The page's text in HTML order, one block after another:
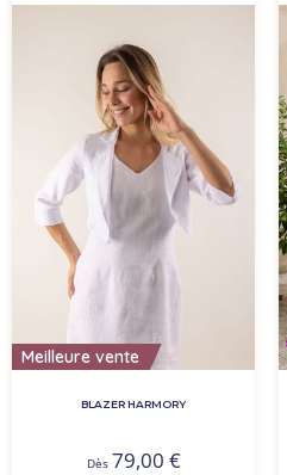
Meilleure vente
BLAZER HARMORY
Dès 79,00 €